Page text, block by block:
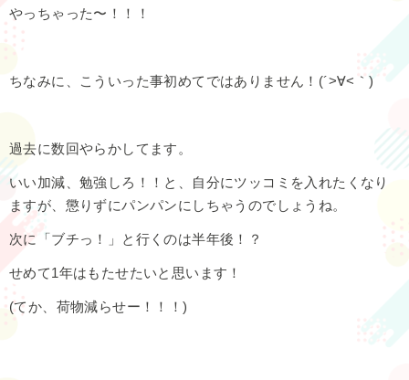
やっちゃった〜！！！
ちなみに、こういった事初めてではありません！(´>∀<｀)ゝ
過去に数回やらかしてます。
いい加減、勉強しろ！！と、自分にツッコミを入れたくなり
ますが、懲りずにパンパンにしちゃうのでしょうね。
次に「ブチっ！」と行くのは半年後！？
せめて1年はもたせたいと思います！
(てか、荷物減らせー！！！)